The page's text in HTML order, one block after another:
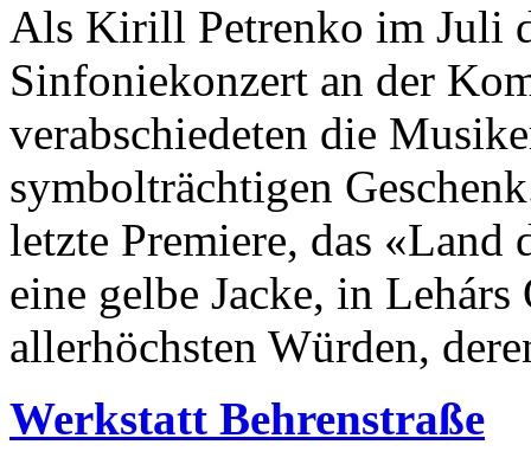
Als Kirill Petrenko im Juli
Sinfoniekonzert an der
verabschiedeten die
symbolträchtigen
letzte Premiere, das «Land
eine gelbe Jacke, in
allerhöchsten Würden,
Werkstatt Behrenstraße